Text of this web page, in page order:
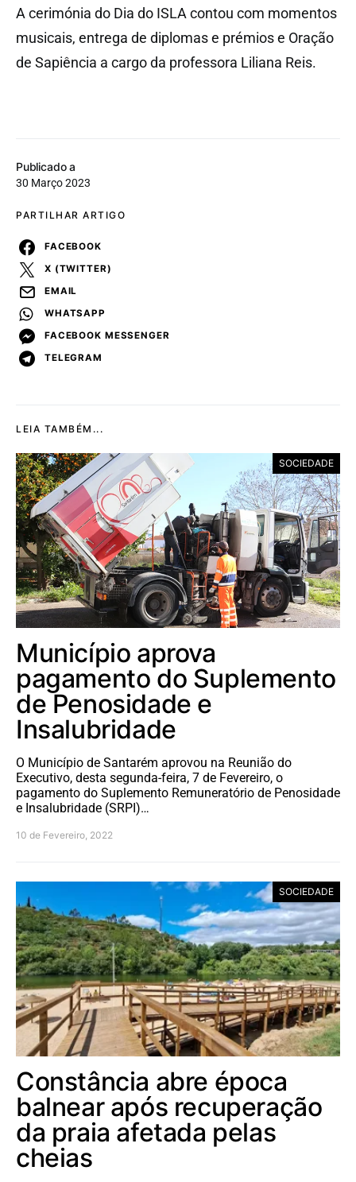
Publicado a
30 Março 2023
PARTILHAR ARTIGO
FACEBOOK
X (TWITTER)
EMAIL
WHATSAPP
FACEBOOK MESSENGER
TELEGRAM
A cerimónia do Dia do ISLA contou com momentos
musicais, entrega de diplomas e prémios e Oração
de Sapiência a cargo da professora Liliana Reis.
LEIA TAMBÉM...
SOCIEDADE
Município aprova
pagamento do Suplemento
de Penosidade e
Insalubridade
O Município de Santarém aprovou na Reunião do
Executivo, desta segunda-feira, 7 de Fevereiro, o
pagamento do Suplemento Remuneratório de Penosidade
e Insalubridade (SRPI)…
10 de Fevereiro, 2022
SOCIEDADE
Constância abre época
balnear após recuperação
da praia afetada pelas
cheias